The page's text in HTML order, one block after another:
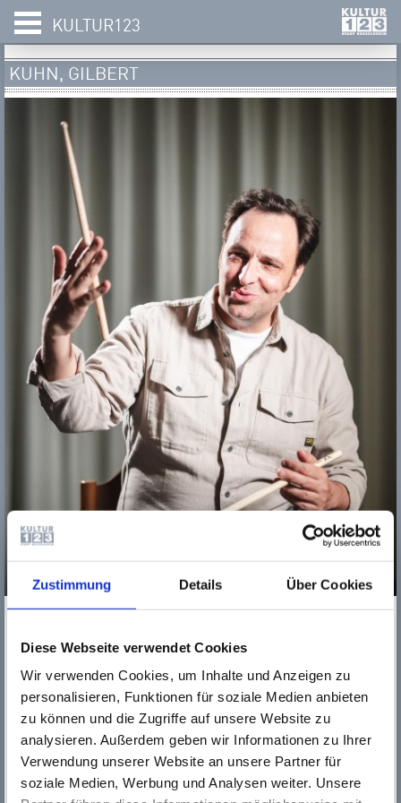
Zustimmung Details Über Cookies
Diese Webseite verwendet Cookies
Wir verwenden Cookies, um Inhalte und Anzeigen zu
personalisieren, Funktionen für soziale Medien anbieten
zu können und die Zugriffe auf unsere Website zu
analysieren. Außerdem geben wir Informationen zu Ihrer
Verwendung unserer Website an unsere Partner für
soziale Medien, Werbung und Analysen weiter. Unsere
KULTUR123
KUHN, GILBERT
Gilbert Kuhnunterrichtet seit 2022 in Fach Schlagzeug und
Er studierte Jazz- und jazzverwandte Musik an der
Hochschule für Musik in Mainz und schloss das Studium als
diplomierter Musiklehrer 2005 ab. Anschließend folgte ein
Erweiterungsstudiengang Arrangement und Komposition bei
Ed Partyka und Jesse Milliner ebenfalls in Mainz. 2013 bis
2014 absolvierte er einen berufsbegleitenden Lehrgang
„Popmusik an Musikschulen“ mit Hauptfach Schlagzeug bei
Claus Hessler, und erweiterte zudem sein pädagogisches
Spektrum im Rahmen des berufsbegleitenden Lehrgangs